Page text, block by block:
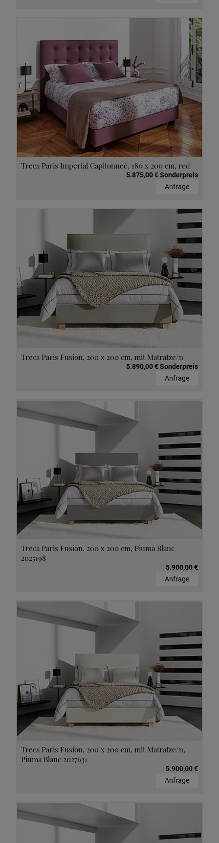
Treca Paris Imperial Capitonneé, 180 x 200 cm, red
5.875,00 € Sonderpreis
Anfrage
Treca Paris Fusion, 200 x 200 cm, mit Matratze/n
5.890,00 € Sonderpreis
Anfrage
Treca Paris Fusion, 200 x 200 cm, Piuma Blanc
2025198
5.900,00 €
Anfrage
Treca Paris Fusion, 200 x 200 cm, mit Matratze/n,
Piuma Blanc 2027631
5.900,00 €
Anfrage